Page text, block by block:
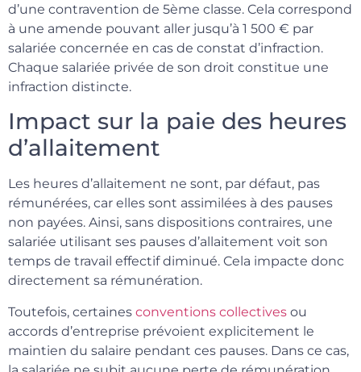
d’une contravention de 5ème classe. Cela correspond
à une amende pouvant aller jusqu’à 1 500 € par
salariée concernée en cas de constat d’infraction.
Chaque salariée privée de son droit constitue une
infraction distincte.
Impact sur la paie des heures
d’allaitement
Les heures d’allaitement ne sont, par défaut, pas
rémunérées, car elles sont assimilées à des pauses
non payées. Ainsi, sans dispositions contraires, une
salariée utilisant ses pauses d’allaitement voit son
temps de travail effectif diminué. Cela impacte donc
directement sa rémunération.
Toutefois, certaines conventions collectives ou
accords d’entreprise prévoient explicitement le
maintien du salaire pendant ces pauses. Dans ce cas,